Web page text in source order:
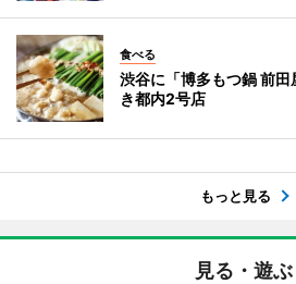
食べる
渋谷に「博多もつ鍋 前
き都内2号店
もっと見る
見る・遊ぶ